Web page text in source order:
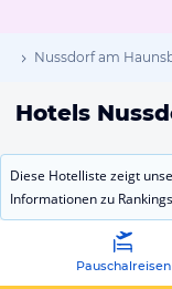
Nussdorf am
Hotels
Diese Hotelliste zeigt
Informationen zu
Pauschalreisen